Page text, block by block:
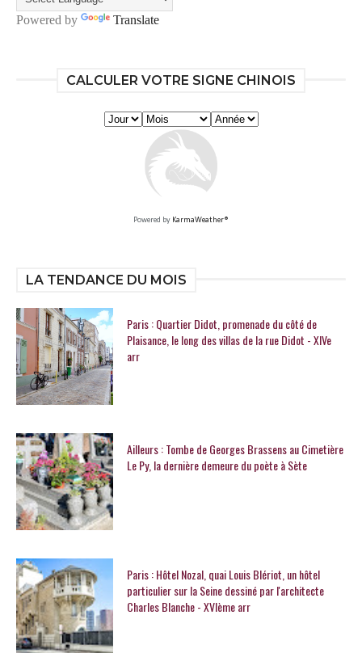
Powered by Translate
CALCULER VOTRE SIGNE CHINOIS
Powered by KarmaWeather®
LA TENDANCE DU MOIS
Paris : Quartier Didot, promenade du côté de
Plaisance, le long des villas de la rue Didot - XIVe
arr
Ailleurs : Tombe de Georges Brassens au Cimetière
Le Py, la dernière demeure du poète à Sète
Paris : Hôtel Nozal, quai Louis Blériot, un hôtel
particulier sur la Seine dessiné par l'architecte
Charles Blanche - XVIème arr